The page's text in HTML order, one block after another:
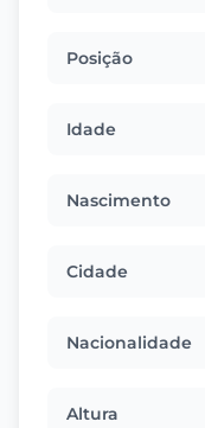
Posição
Idade
Nascimento
Cidade
Nacionalidade
Altura